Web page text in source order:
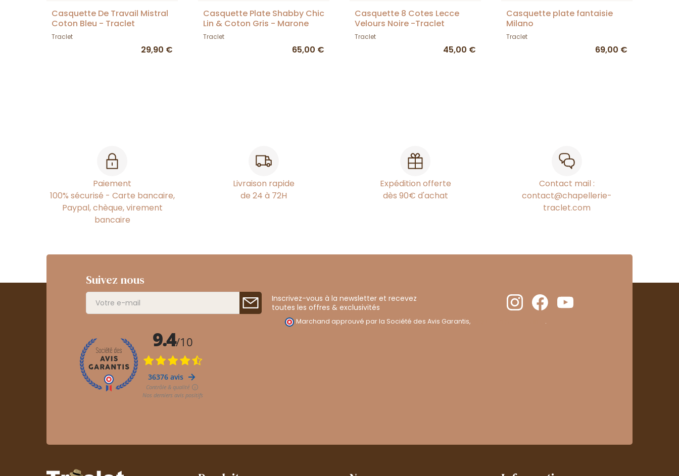
Casquette De Travail Mistral
Coton Bleu - Traclet
Traclet
29,90 €
Casquette Plate Shabby Chic
Lin & Coton Gris - Marone
Traclet
65,00 €
Casquette 8 Cotes Lecce
Velours Noire -Traclet
Traclet
45,00 €
Casquette plate fantaisie
Milano
Traclet
69,00 €
Paiement
100% sécurisé - Carte bancaire,
Paypal, chèque, virement
bancaire
Livraison rapide
de 24 à 72H
Expédition offerte
dès 90€ d'achat
Contact mail :
contact@chapellerie-
traclet.com
Suivez nous
Inscrivez-vous à la newsletter et recevez
toutes les offres & exclusivités
Marchand approuvé par la Société des Avis Garantis, .